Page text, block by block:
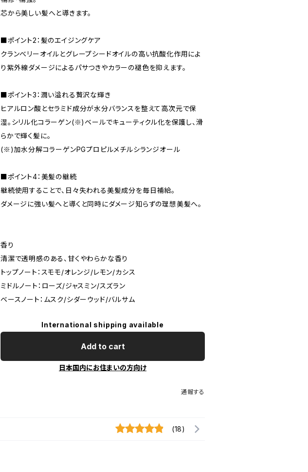
芯から美しい髪へと導きます。
■ポイント2：髪のエイジングケア
クランべリーオイルとグレープシードオイルの高い抗酸化作用によ
り紫外線ダメージによるパサつきやカラーの褪色を抑えます。
■ポイント3：潤い溢れる贅沢な輝き
ヒアルロン酸とセラミド成分が水分バランスを整えて高次元で保
湿。シリル化コラーゲン(※)ベールでキューティクル化を保護し、滑
らかで輝く髪に。
(※)加水分解コラーゲンPGプロピルメチルシランジオール
■ポイント4：美髪の継続
継続使用することで、日々失われる美髪成分を毎日補給。
ダメージに強い髪へと導くと同時にダメージ知らずの理想美髪へ。
香り
清潔で透明感のある、甘くやわらかな香り
トップノート：スモモ/オレンジ/レモン/カシス
ミドルノート：ローズ/ジャスミン/スズラン
ベースノート：ムスク/シダーウッド/バルサム
International shipping available
Add to cart
日本国内にお住まいの方向け
通報する
(18)